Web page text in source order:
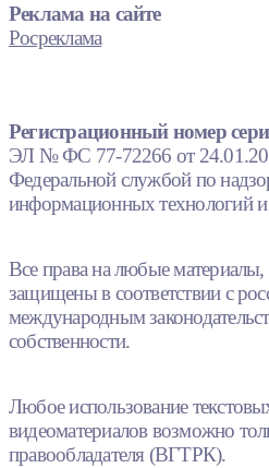
Реклама на сайте
Росреклама
Регистрационный номер
ЭЛ № ФС 77-72266 от
Федеральной службой по
информационных технологий
Все права на любые материалы,
защищены в соответствии с
международным
собственности.
Любое использование
видеоматериалов возможно
правообладателя (ВГТРК).